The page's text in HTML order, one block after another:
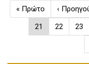
Σελιδοποίηση
First
page
« Πρώτο
σελίδα
‹
Τρέχουσα
σελίδα
21 Σελίδα
22 23